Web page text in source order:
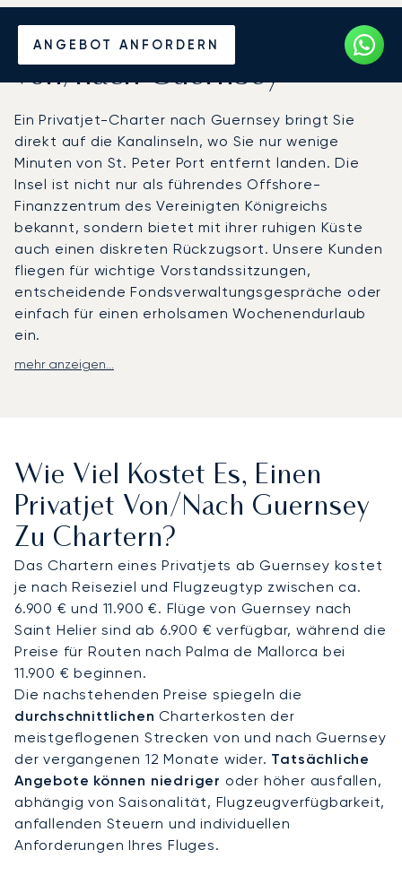
ANGEBOT ANFORDERN
Mieten Sie einen Privatjet
von/nach Guernsey
Ein Privatjet-Charter nach Guernsey bringt Sie
direkt auf die Kanalinseln, wo Sie nur wenige
Minuten von St. Peter Port entfernt landen. Die
Insel ist nicht nur als führendes Offshore-
Finanzzentrum des Vereinigten Königreichs
bekannt, sondern bietet mit ihrer ruhigen Küste
auch einen diskreten Rückzugsort. Unsere Kunden
fliegen für wichtige Vorstandssitzungen,
entscheidende Fondsverwaltungsgespräche oder
einfach für einen erholsamen Wochenendurlaub
ein.
Ihr Charterflug wird exakt nach Ihrem Zeitplan
Reise effizient und komfortabel, und Sie sind
bestens auf Ihre Termine an prestigeträchtigen
Adressen wie Regency Court vorbereitet.
Unser Service basiert auf dem langjährigen
Vertrauen unserer Kunden. Unsere Top-100-
Kunden, darunter auch Flugabteilungen von
Unternehmen, fliegen im Durchschnitt seit mehr
als sieben Jahren mit uns. Diese bewährte
Zuverlässigkeit gibt Ihnen die nötige Sicherheit,
wenn Sie zu einem wichtigen Offshore-Zentrum
fliegen, und garantiert, dass Ihre vertraulichen
Arrangements für Guernsey mit größter Sorgfalt
behandelt werden.
mehr anzeigen...
Wie Viel Kostet Es, Einen
Privatjet Von/nach Guernsey
Zu Chartern?
Das Chartern eines Privatjets ab Guernsey kostet
je nach Reiseziel und Flugzeugtyp zwischen ca.
6.900 € und 11.900 €. Flüge von Guernsey nach
Saint Helier sind ab 6.900 € verfügbar, während die
Preise für Routen nach Palma de Mallorca bei
11.900 € beginnen.
Die nachstehenden Preise spiegeln die
durchschnittlichen Charterkosten der
meistgeflogenen Strecken von und nach Guernsey
der vergangenen 12 Monate wider. Tatsächliche
Angebote können niedriger oder höher ausfallen,
abhängig von Saisonalität, Flugzeugverfügbarkeit,
anfallenden Steuern und individuellen
Anforderungen Ihres Fluges.